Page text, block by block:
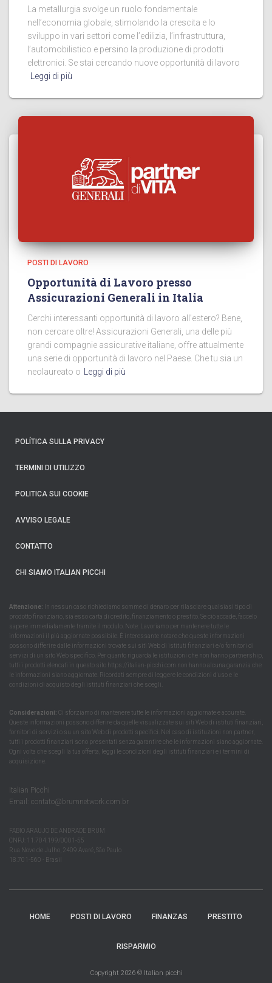
La metallurgia svolge un ruolo fondamentale
nell’economia globale, stimolando la crescita e lo
sviluppo in vari settori come l’edilizia, l’infrastruttura,
l’automobilistico e persino la produzione di prodotti
elettronici. Se stai cercando nuove opportunità di lavoro
Leggi di più
POSTI DI LAVORO
Opportunità di Lavoro presso
Assicurazioni Generali in Italia
Cerchi interessanti opportunità di lavoro all’estero? Bene,
non cercare oltre! Assicurazioni Generali, una delle più
grandi compagnie assicurative italiane, offre attualmente
una serie di opportunità di lavoro nel Paese. Che tu sia un
neolaureato o
Leggi di più
POLÍTICA SULLA PRIVACY
TERMINI DI UTILIZZO
POLITICA SUI COOKIE
AVVISO LEGALE
CONTATTO
CHI SIAMO ITALIAN PICCHI
Attenzione: In nessun caso richiediamo somme di denaro per rilasciare qualsiasi tipo di
prodotto finanziario, sia esso carta di credito, finanziamento o prestito. Se ciò accade, faccelo
sapere immediatamente tramite il modulo. Note: Lavoriamo per mantenere tutte le
informazioni il più aggiornate possibile. È interessante notare che queste informazioni
possono differire dalle informazioni trovate sui siti Web di istituti finanziari e/o fornitori di
servizi di un sito Web specifico. Per quanto riguarda le istituzioni che non hanno partnership,
tutti i prodotti elencati in questo sito https://italian-picchi.com non hanno alcuna garanzia che
le informazioni siano aggiornate. Ricordati sempre di leggere le condizioni d'uso e le
condizioni di acquisto degli istituti finanziari che scegli.
Considerazioni: Ci sforziamo di mantenere tutte le informazioni aggiornate e accurate.
Queste informazioni possono differire da quelle visualizzate sui siti Web di istituti finanziari,
fornitori di servizi o su un sito Web di prodotti specifici. Nel caso di istituzioni non partner,
tutti i prodotti finanziari sono presentati senza garantire che le informazioni siano aggiornate.
Ogni volta che scegli la tua offerta, leggi le condizioni degli istituti finanziari e i termini di
acquisizione.
Italian Picchi
Email: contato@brumnetwork.com.br
FABIO ARAUJO DE ANDRADE BRUM
CNPJ: 11.704.199/0001-55
Rua Nove de Julho, 2409 Avaré, São Paulo
18.701-560 - Brasil
HOME POSTI DI LAVORO FINANZAS PRESTITO
RISPARMIO
Copyright 2026 © Italian picchi